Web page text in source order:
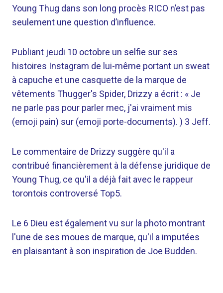
Young Thug dans son long procès RICO n’est pas
seulement une question d’influence.
Publiant jeudi 10 octobre un selfie sur ses
histoires Instagram de lui-même portant un sweat
à capuche et une casquette de la marque de
vêtements Thugger's Spider, Drizzy a écrit : « Je
ne parle pas pour parler mec, j'ai vraiment mis
(emoji pain) sur (emoji porte-documents). ) 3 Jeff.
Le commentaire de Drizzy suggère qu'il a
contribué financièrement à la défense juridique de
Young Thug, ce qu'il a déjà fait avec le rappeur
torontois controversé Top5.
Le 6 Dieu est également vu sur la photo montrant
l'une de ses moues de marque, qu'il a imputées
en plaisantant à son inspiration de Joe Budden.